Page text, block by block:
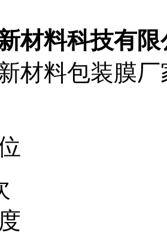
材料科技有限
材料包装膜厂